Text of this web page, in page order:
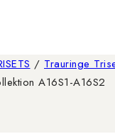
/ Trauringe
A16S1-A16S2